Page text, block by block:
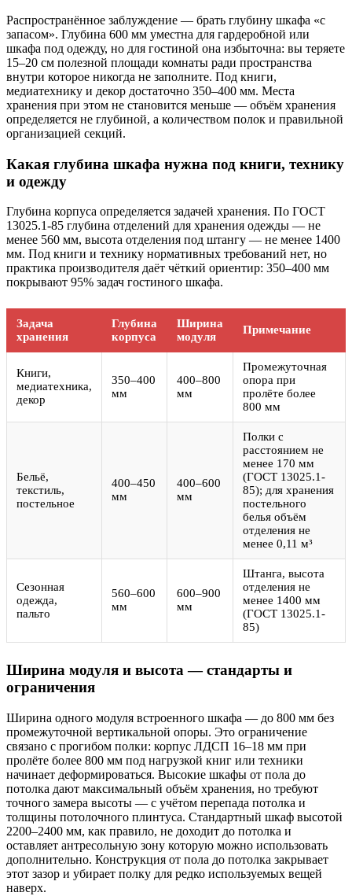
Распространённое заблуждение — брать глубину шкафа «с
запасом». Глубина 600 мм уместна для гардеробной или
шкафа под одежду, но для гостиной она избыточна: вы теряете
15–20 см полезной площади комнаты ради пространства
внутри которое никогда не заполните. Под книги,
медиатехнику и декор достаточно 350–400 мм. Места
хранения при этом не становится меньше — объём хранения
определяется не глубиной, а количеством полок и правильной
организацией секций.
Какая глубина шкафа нужна под книги, технику
и одежду
Глубина корпуса определяется задачей хранения. По ГОСТ
13025.1-85 глубина отделений для хранения одежды — не
менее 560 мм, высота отделения под штангу — не менее 1400
мм. Под книги и технику нормативных требований нет, но
практика производителя даёт чёткий ориентир: 350–400 мм
покрывают 95% задач гостиного шкафа.
Задача
хранения
Глубина
корпуса
Ширина
модуля
Примечание
Книги,
медиатехника,
декор
350–400
мм
400–800
мм
Промежуточная
опора при
пролёте более
800 мм
Бельё,
текстиль,
постельное
400–450
мм
400–600
мм
Полки с
расстоянием не
менее 170 мм
(ГОСТ 13025.1-
85); для хранения
постельного
белья объём
отделения не
менее 0,11 м³
Сезонная
одежда,
пальто
560–600
мм
600–900
мм
Штанга, высота
отделения не
менее 1400 мм
(ГОСТ 13025.1-
85)
Ширина модуля и высота — стандарты и
ограничения
Ширина одного модуля встроенного шкафа — до 800 мм без
промежуточной вертикальной опоры. Это ограничение
связано с прогибом полки: корпус ЛДСП 16–18 мм при
пролёте более 800 мм под нагрузкой книг или техники
начинает деформироваться. Высокие шкафы от пола до
потолка дают максимальный объём хранения, но требуют
точного замера высоты — с учётом перепада потолка и
толщины потолочного плинтуса. Стандартный шкаф высотой
2200–2400 мм, как правило, не доходит до потолка и
оставляет антресольную зону которую можно использовать
дополнительно. Конструкция от пола до потолка закрывает
этот зазор и убирает полку для редко используемых вещей
наверх.